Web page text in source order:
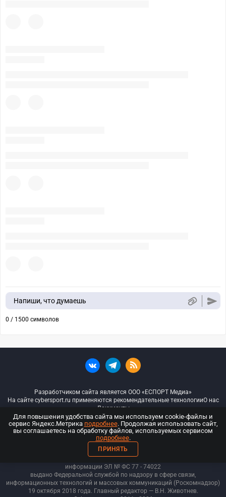
Напиши, что думаешь
0 / 1500 символов
Разработчиком сайта является ООО «ЕСПОРТ Медиа»
На сайте cybersport.ru применяются рекомендательные технологииО нас
Документы
© ООО «Киберспорт.ру» — Все права защищены
18+
ООО «Киберспорт.ру». Свидетельство о регистрации средств массовой
информации ЭЛ № ФС 77 - 74022
выдано Федеральной службой по надзору в сфере связи,
информационных технологий и массовых коммуникаций (Роскомнадзор)
19 октября 2018 года. Главный редактор — В.Н. Животнев.
Для повышения удобства сайта мы используем cookie-файлы и
сервис Яндекс.Метрика подробнее. Продолжая использовать сайт,
вы соглашаетесь на обработку файлов, используемых сервисом
подробнее.
ПРИНЯТЬ